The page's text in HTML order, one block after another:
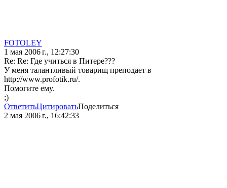
FOTOLEY
1 мая 2006 г., 12:27:30
Re: Re: Где учиться в Питере???
У меня талантливый товарищ преподает в
http://www.profotik.ru/.
Помогите ему.
;)
ОтветитьЦитироватьПоделиться
2 мая 2006 г., 16:42:33